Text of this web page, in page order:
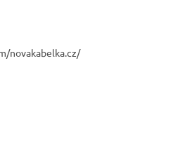
novakabelka.cz/